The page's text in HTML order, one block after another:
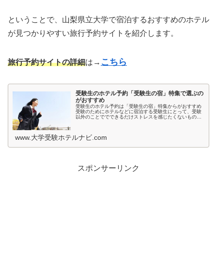
ということで、山梨県立大学で宿泊するおすすめのホテル
が見つかりやすい旅行予約サイトを紹介します。
旅行予約サイトの詳細は→ こちら
受験生のホテル予約「受験生の宿」特集で選ぶの
がおすすめ
受験生のホテル予約は「受験生の宿」特集からがおすすめ
受験のためにホテルなどに宿泊する受験生にとって、受験
以外のことででできるだけストレスを感じたくないもので
www.大学受験ホテルナビ.com
スポンサーリンク